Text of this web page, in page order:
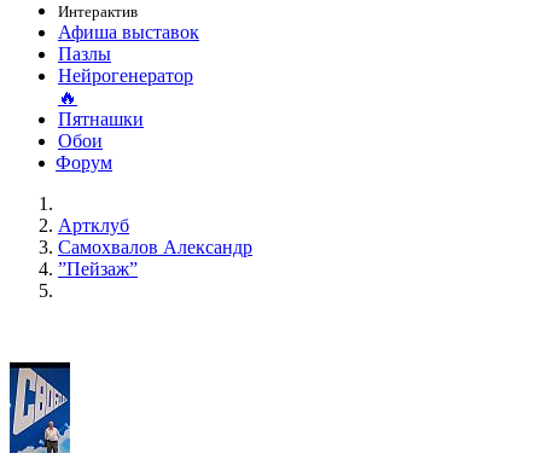
Интерактив
Афиша выставок
Пазлы
Нейрогенератор
🔥
Пятнашки
Обои
Форум
Артклуб
Самохвалов Александр
”Пейзаж”